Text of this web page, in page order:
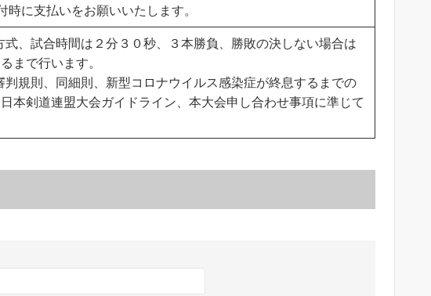
に支払いをお願いいたします。
、試合時間は２分３０秒、３本勝負、勝敗の決しない場合は
まで行います。
規則、同細則、新型コロナウイルス感染症が終息するまでの
本剣道連盟大会ガイドライン、本大会申し合わせ事項に準じて